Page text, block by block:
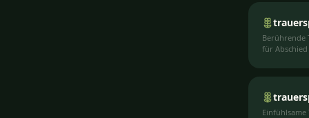
Berührende
für
Einfühlsame